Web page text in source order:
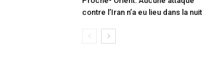
contre l’Iran n’a eu lieu dans la nuit